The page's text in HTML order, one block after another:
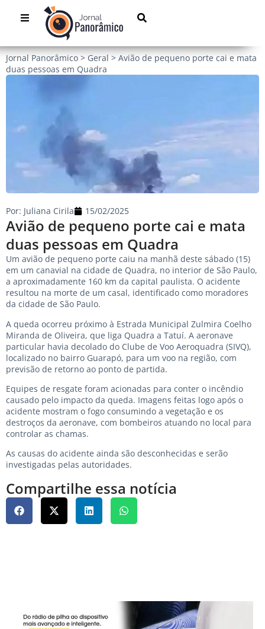
Jornal Panorâmico > Geral > Avião de pequeno porte cai e mata
duas pessoas em Quadra
Avião de pequeno porte cai e mata
duas pessoas em Quadra
Por: Juliana Cirila 15/02/2025
Um avião de pequeno porte caiu na manhã deste sábado (15)
em um canavial na cidade de Quadra, no interior de São Paulo,
a aproximadamente 160 km da capital paulista. O acidente
resultou na morte de um casal, identificado como moradores
da cidade de São Paulo.
A queda ocorreu próximo à Estrada Municipal Zulmira Coelho
Miranda de Oliveira, que liga Quadra a Tatuí. A aeronave
particular havia decolado do Clube de Voo Aeroquadra (SIVQ),
localizado no bairro Guarapó, para um voo na região, com
previsão de retorno ao ponto de partida.
Equipes de resgate foram acionadas para conter o incêndio
causado pelo impacto da queda. Imagens feitas logo após o
acidente mostram o fogo consumindo a vegetação e os
destroços da aeronave, com bombeiros atuando no local para
controlar as chamas.
As causas do acidente ainda são desconhecidas e serão
investigadas pelas autoridades.
Compartilhe essa notícia